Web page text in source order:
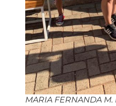
MARIA FERNANDA M.